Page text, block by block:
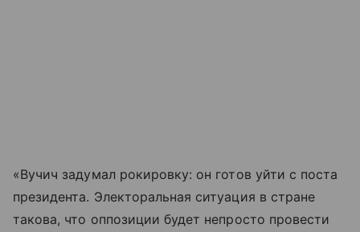
«Вучич задумал рокировку: он готов уйти с поста
президента. Электоральная ситуация в стране
такова, что оппозиции будет непросто провести